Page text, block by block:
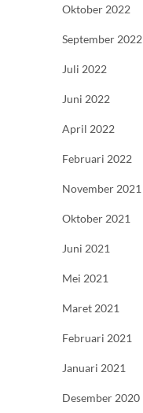
Oktober 2022
September 2022
Juli 2022
Juni 2022
April 2022
Februari 2022
November 2021
Oktober 2021
Juni 2021
Mei 2021
Maret 2021
Februari 2021
Januari 2021
Desember 2020